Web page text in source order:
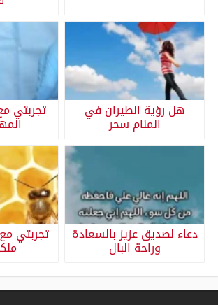
هل رؤية الطيران في
المنام سحر
تجربتي
دعاء لصديق عزيز بالسعادة
وراحة البال
تجربتي